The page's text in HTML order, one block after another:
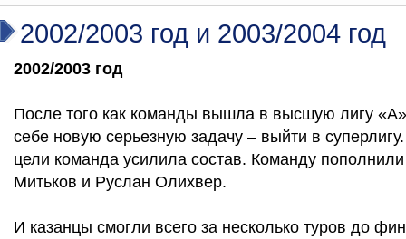
2002/2003 год и 2003/2004 год
2002/2003 год
После того как команды вышла в высшую лигу
себе новую серьезную задачу – выйти в
цели команда усилила состав. Команду
Митьков и Руслан Олихвер.
И казанцы смогли всего за несколько туров до